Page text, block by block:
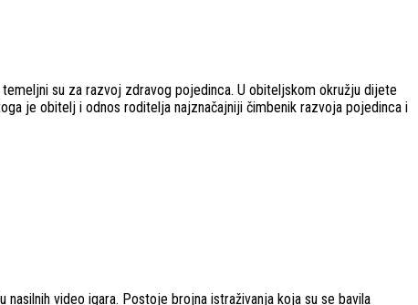
su za razvoj zdravog pojedinca. U obiteljskom okružju dijete
je obitelj i odnos roditelja najznačajniji čimbenik razvoja pojedinca i
video igara. Postoje brojna istraživanja koja su se bavila